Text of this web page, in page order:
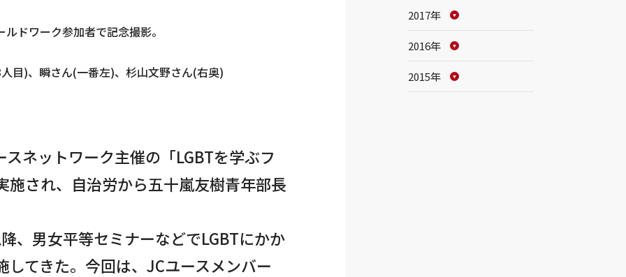
ドワーク参加者で記念撮影。
目)、瞬さん(一番左)、杉山文野さん(右奥)
ネットワーク主催の「LGBTを学ぶフ
施され、自治労から五十嵐友樹青年部長
、男女平等セミナーなどでLGBTにかか
してきた。今回は、JCユースメンバー
2017年
2016年
2015年